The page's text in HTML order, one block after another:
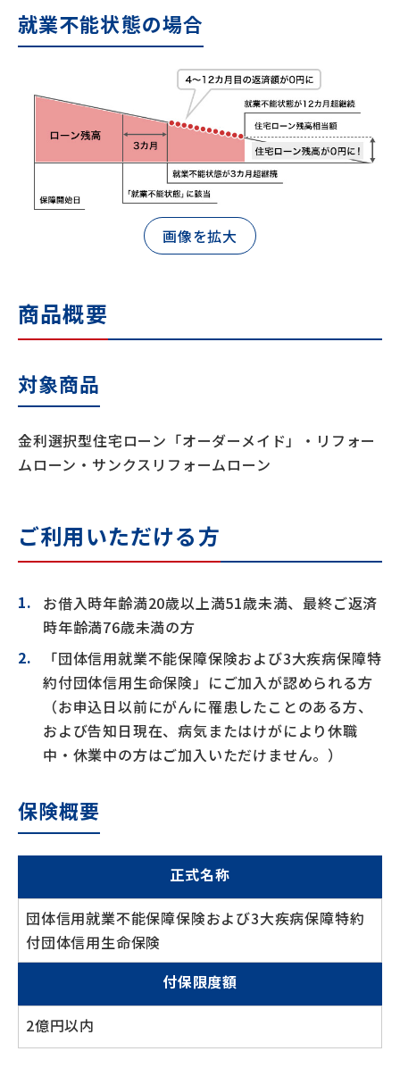
就業不能状態の場合
画像を拡大
商品概要
対象商品
金利選択型住宅ローン「オーダーメイド」・リフォー
ムローン・サンクスリフォームローン
ご利用いただける方
お借入時年齢満20歳以上満51歳未満、最終ご返済
時年齢満76歳未満の方
「団体信用就業不能保障保険および3大疾病保障特
約付団体信用生命保険」にご加入が認められる方
（お申込日以前にがんに罹患したことのある方、
および告知日現在、病気またはけがにより休職
中・休業中の方はご加入いただけません。）
保険概要
正式名称
団体信用就業不能保障保険および3大疾病保障特約
付団体信用生命保険
付保限度額
2億円以内